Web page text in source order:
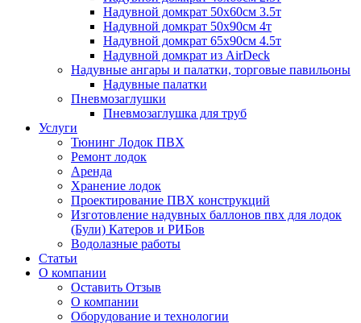
Надувной домкрат 50х60см 3.5т
Надувной домкрат 50х90см 4т
Надувной домкрат 65х90см 4.5т
Надувной домкрат из AirDeck
Надувные ангары и палатки, торговые павильоны
Надувные палатки
Пневмозаглушки
Пневмозаглушка для труб
Услуги
Тюнинг Лодок ПВХ
Ремонт лодок
Аренда
Хранение лодок
Проектирование ПВХ конструкций
Изготовление надувных баллонов пвх для лодок
(Були) Катеров и РИБов
Водолазные работы
Статьи
О компании
Оставить Отзыв
О компании
Оборудование и технологии